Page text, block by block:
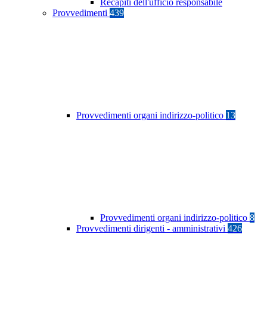
Recapiti dell'ufficio responsabile
Provvedimenti 439
Provvedimenti organi indirizzo-politico 13
Provvedimenti organi indirizzo-politico 8
Provvedimenti dirigenti - amministrativi 426